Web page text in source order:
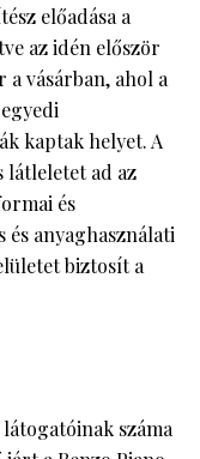
előadása a
az idén először
a vásárban, ahol a
kaptak helyet. A
látleletet ad az
és
és anyaghasználati
biztosít a
száma